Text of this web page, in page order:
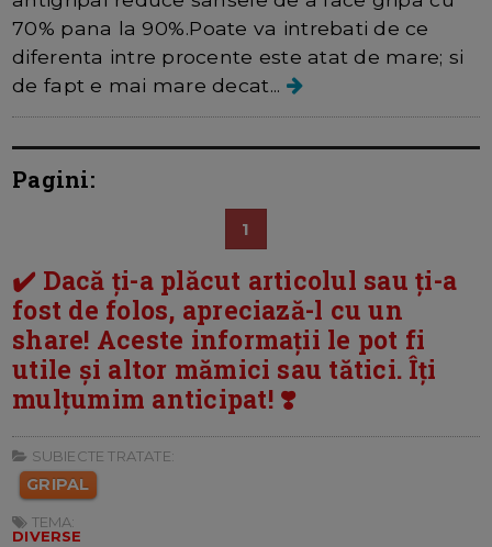
70% pana la 90%.Poate va intrebati de ce
diferenta intre procente este atat de mare; si
de fapt e mai mare decat...
Pagini:
1
✔️ Dacă ți-a plăcut articolul sau ți-a
fost de folos, apreciază-l cu un
share! Aceste informații le pot fi
utile și altor mămici sau tătici. Îți
mulțumim anticipat! ❣️
SUBIECTE TRATATE:
GRIPAL
TEMA:
DIVERSE